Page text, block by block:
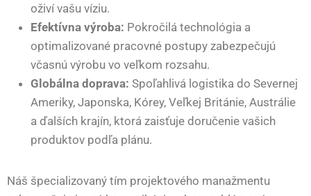
oživí vašu víziu.
Efektívna výroba: Pokročilá technológia a
optimalizované pracovné postupy zabezpečujú
včasnú výrobu vo veľkom rozsahu.
Globálna doprava: Spoľahlivá logistika do Severnej
Ameriky, Japonska, Kórey, Veľkej Británie, Austrálie
a ďalších krajín, ktorá zaisťuje doručenie vašich
produktov podľa plánu.
Náš špecializovaný tím projektového manažmentu